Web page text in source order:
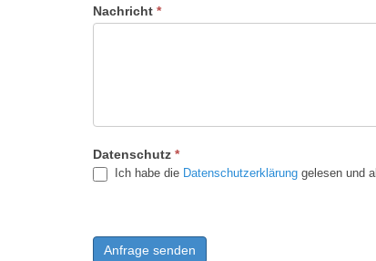
Nachricht *
Datenschutz *
Ich habe die Datenschutzerklärung gelesen und